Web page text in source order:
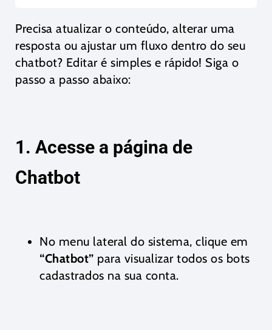
Precisa atualizar o conteúdo, alterar uma
resposta ou ajustar um fluxo dentro do seu
chatbot? Editar é simples e rápido! Siga o
passo a passo abaixo:
1. Acesse a página de
Chatbot
No menu lateral do sistema, clique em
“Chatbot” para visualizar todos os bots
cadastrados na sua conta.